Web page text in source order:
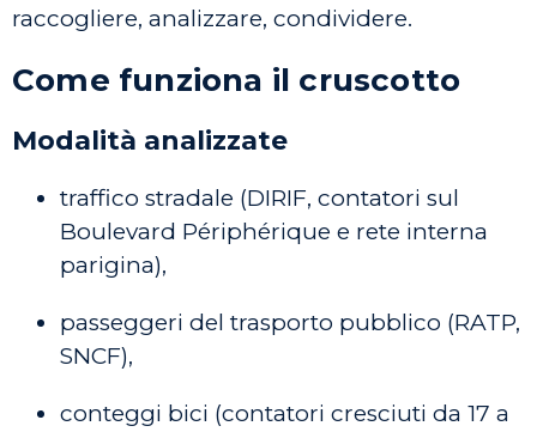
raccogliere, analizzare, condividere.
Come funziona il cruscotto
Modalità analizzate
traffico stradale (DIRIF, contatori sul
Boulevard Périphérique e rete interna
parigina),
passeggeri del trasporto pubblico (RATP,
SNCF),
conteggi bici (contatori cresciuti da 17 a